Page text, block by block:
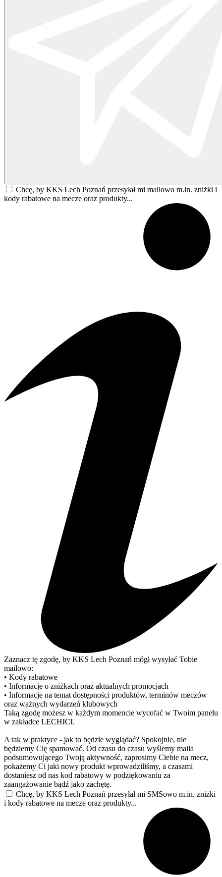
Chcę, by KKS Lech Poznań przesyłał mi mailowo m.in. zniżki i
kody rabatowe na mecze oraz produkty...
Zaznacz tę zgodę, by KKS Lech Poznań mógł wysyłać Tobie
mailowo:
• Kody rabatowe
• Informacje o zniżkach oraz aktualnych promocjach
• Informacje na temat dostępności produktów, terminów meczów
oraz ważnych wydarzeń klubowych
Taką zgodę możesz w każdym momencie wycofać w Twoim panelu
w zakładce LECHICI.
A tak w praktyce - jak to będzie wyglądać? Spokojnie, nie
będziemy Cię spamować. Od czasu do czasu wyślemy maila
podsumowującego Twoją aktywność, zaprosimy Ciebie na mecz,
pokażemy Ci jaki nowy produkt wprowadziliśmy, a czasami
dostaniesz od nas kod rabatowy w podziękowaniu za
zaangażowanie bądź jako zachętę.
Chcę, by KKS Lech Poznań przesyłał mi SMSowo m.in. zniżki
i kody rabatowe na mecze oraz produkty...